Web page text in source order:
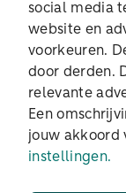
Wij
meer
social media
website en
voorkeuren.
door derden.
relevante
Een
jouw akkoord
instellingen.